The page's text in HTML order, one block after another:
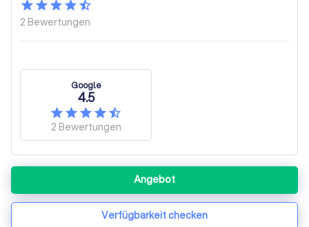
2 Bewertungen
Google
4.5
2 Bewertungen
Angebot
Verfügbarkeit checken